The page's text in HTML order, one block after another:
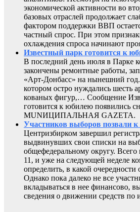
экономической активности во
базовых отраслей продолжает
фактором поддержки ВВП
частный спрос. При этом
охлаждения спроса начинают
Известный парк готовится к
В последний день июля в Парке
закончены ремонтные работы,
«Арт-Донбасс» на нынешний год.
котором остро нуждались шесть
кованых фигур,… Сообщение
готовится к юбилею появились
MUNИЦИПАЛЬНАЯ GAZЕТА.
Участников выборов позвали к
Центризбирком завершил
выдвинувших свои списки на
общефедеральному округу. Всего
11, и уже на следующей неделе
определить, в какой очередности
Однако пока далеко не все
вкладываться в нее финансово,
сведения о движении средств